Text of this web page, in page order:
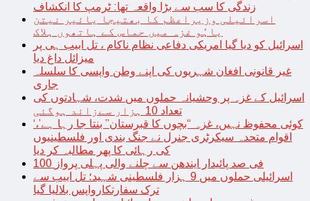
زندگی کا سب سے بڑا واقعہ تھا: ٹرمپ کا انکشاف
اسرائیلی وزیراعظم کا بھتیجا یائیر نیتن
یاہُو غزہ میں حماس کے ہاتھوں ہلاک
اسرائیل کو دیا گیا امریکی دفاعی نظام ناکام ، تل ابیب ہی پر
میزائل داغ دیا
غیر قانونی افغان شہریوں کی اپنے وطن واپسی کا سلسلہ
جاری
اسرائیل کے غزہ پر وحشیانہ حملوں میں شدت، شہادتوں کی
تعداد 10 ہزار سےزائد ہوگئی
‘کوئی محفوظ نہیں، غزہ “بچوں کا قبرستان” بنتا جا رہا ہے’،
اقوام متحدہ سیکرٹری جنرل نے جنگ بندی اور فلسطینیوں
کی رہائی کا پھر مطالبہ کر دیا
100 فی صد پائیدار ایندھن سے چلنے والی پہلی پرواز
اسرائیلی حملوں میں 9 ہزار فلسطینی شہید؛ تل ابیب سے
ترک سفارتکارواپس بلالیا گیا